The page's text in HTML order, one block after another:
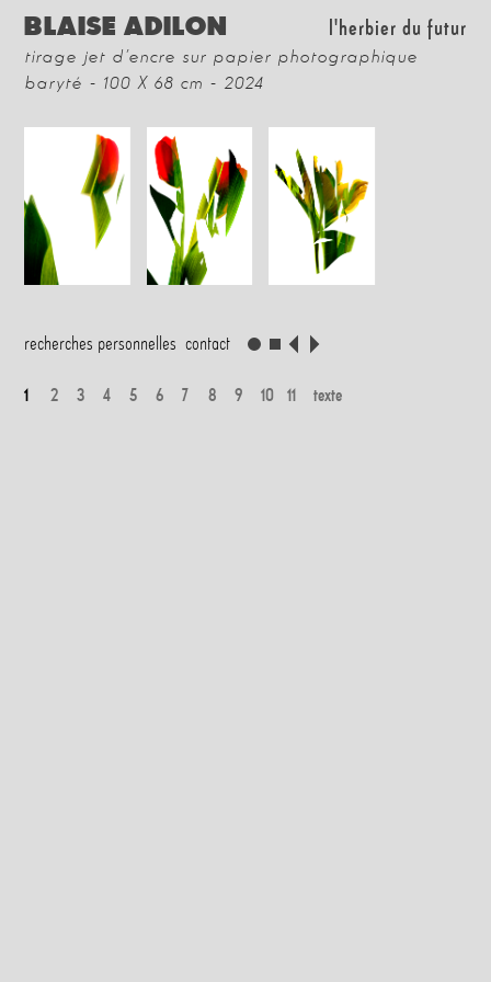
BLAISE ADILON l'herbier du futur
tirage jet d’encre sur papier photographique
baryté - 100 X 68 cm - 2024
recherches personnellescontact
1 2 3 4 5 6 7 8 9 10 11 texte